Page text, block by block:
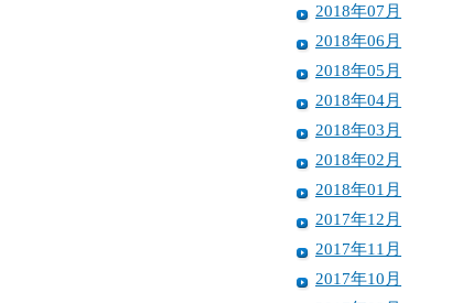
2018年07月
2018年06月
2018年05月
2018年04月
2018年03月
2018年02月
2018年01月
2017年12月
2017年11月
2017年10月